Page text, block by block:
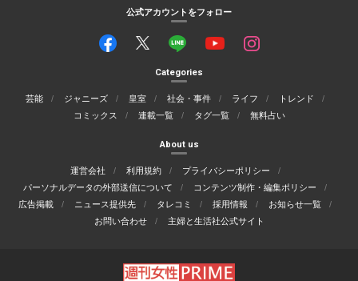
公式アカウントをフォロー
Categories
芸能 ジャニーズ 皇室 社会・事件 ライフ
トレンド
コミックス
連載一覧 タグ一覧 無料占い
About us
運営会社 利用規約
プライバシーポリシー
パーソナルデータの外部送信について
コンテンツ制作・編集ポリシー
広告掲載
ニュース提供先 タレコミ 採用情報
お知らせ一覧
お問い合わせ
主婦と生活社公式サイト